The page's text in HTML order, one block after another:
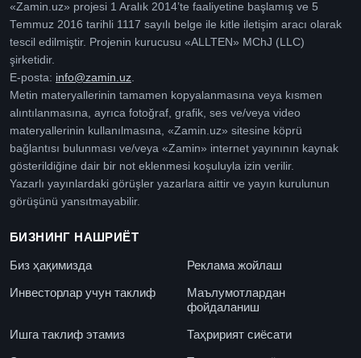
«Zamin.uz» projesi 1 Aralık 2014’te faaliyetine başlamış ve 5
Temmuz 2016 tarihli 1117 sayılı belge ile kitle iletişim aracı olarak
tescil edilmiştir. Projenin kurucusu «ALLTEN» MChJ (LLC)
şirketidir.
E-posta: info@zamin.uz.
Metin materyallerinin tamamen kopyalanmasına veya kısmen
alıntılanmasına, ayrıca fotoğraf, grafik, ses ve/veya video
materyallerinin kullanılmasına, «Zamin.uz» sitesine köprü
bağlantısı bulunması ve/veya «Zamin» internet yayınının kaynak
gösterildiğine dair bir not eklenmesi koşuluyla izin verilir.
Yazarlı yayınlardaki görüşler yazarlara aittir ve yayın kurulunun
görüşünü yansıtmayabilir.
БИЗНИНГ НАШРИЁТ
Биз ҳақимизда
Реклама жойлаш
Инвесторлар учун таклиф
Маълумотлардан
фойдаланиш
Ишга таклиф этамиз
Таҳририят сиёсати